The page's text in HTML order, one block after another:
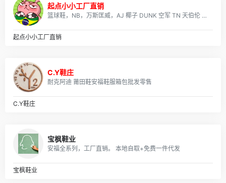
每天60秒
07月21日，星期二，在这里每天60秒读懂世界！
每天60秒 2026-07-21
07月19日，星期天，在这里每天60秒读懂世界！
每天60秒
07月18日，星期六，在这里每天60秒读懂世界！
起点小小工厂直销
篮球鞋，NB，万斯匡威，AJ 椰子 DUNK 空军 TN 天伯伦 足球鞋 气垫鞋 所有鞋款可拿图询价，真标公司货 专柜品质 实体店合作，档口现货，批发、淘宝、外贸、微商 、等各种平台，诚招代理、免费一件代发~欢迎实力代理加盟合作！无忧退换货，收到有质量问题 我们承担来回运费！
起点小小工厂直销
C.Y鞋庄
耐克阿迪 莆田鞋安福鞋服箱包批发零售
C.Y鞋庄
宝枫鞋业
安福全系列，工厂直销。 本地自取+免费一件代发
宝枫鞋业